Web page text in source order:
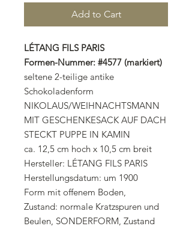
Add to Cart
LÉTANG FILS PARIS
Formen-Nummer: #4577 (markiert)
seltene 2-teilige antike
Schokoladenform
NIKOLAUS/WEIHNACHTSMANN
MIT GESCHENKESACK AUF DACH
STECKT PUPPE IN KAMIN
ca. 12,5 cm hoch x 10,5 cm breit
Hersteller: LÉTANG FILS PARIS
Herstellungsdatum: um 1900
Form mit offenem Boden,
Zustand: normale Kratzspuren und
Beulen, SONDERFORM, Zustand